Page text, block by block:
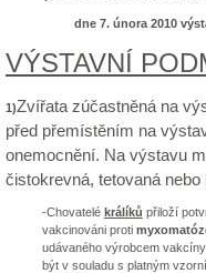
dne 7. února 2010
VÝSTAVNÍ
1)Zvířata zúčastněná na
před přemístěním na
onemocnění. Na výstavu
čistokrevná, tetovaná
-Chovatelé králíků přiloží
vakcinováni proti
udávaného výrobcem
být v souladu s platným